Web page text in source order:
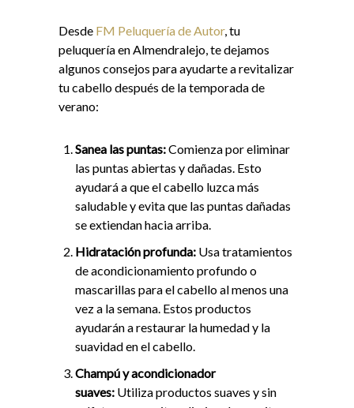
Desde FM Peluquería de Autor, tu
peluquería en Almendralejo, te dejamos
algunos consejos para ayudarte a revitalizar
tu cabello después de la temporada de
verano:
Sanea las puntas:Comienza por eliminar
las puntas abiertas y dañadas. Esto
ayudará a que el cabello luzca más
saludable y evita que las puntas dañadas
se extiendan hacia arriba.
Hidratación profunda: Usa tratamientos
de acondicionamiento profundo o
mascarillas para el cabello al menos una
vez a la semana. Estos productos
ayudarán a restaurar la humedad y la
suavidad en el cabello.
Champú y acondicionador
suaves: Utiliza productos suaves y sin